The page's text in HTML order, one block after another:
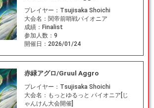
プレイヤー： Tsujisaka Shoichi
大会名： 関帝前哨戦パイオニア
成績： Finalist
参加人数： 9
開催日： 2026/01/24
赤緑アグロ/Gruul Aggro
プレイヤー： Tsujisaka Shoichi
大会名： もっとゆるっと パイオニア[じ
ゃんけん大会開催]